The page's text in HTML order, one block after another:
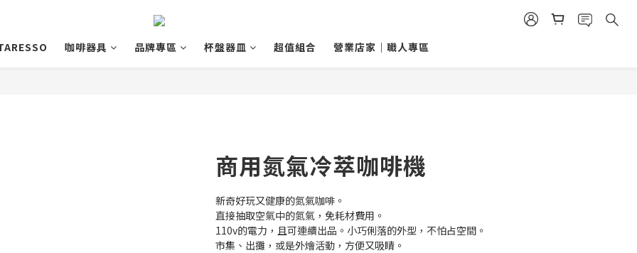
咖啡器具 品牌專區 杯盤器皿 超值組合 營業店家｜職人專區
商用氮氣冷萃咖啡機
新奇好玩又健康的氮氣咖啡。
直接抽取空氣中的氮氣，免耗材費用。
110v的電力，且可連續出品。小巧俐落的外型，不怕占空間。
市集、出攤，或是外燴活動，方便又吸睛。